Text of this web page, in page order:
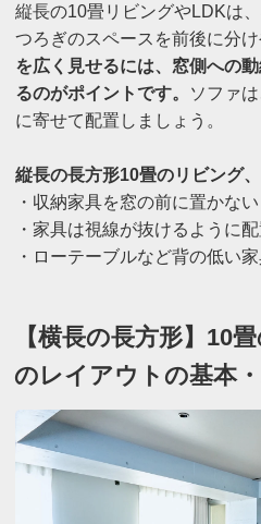
縦長の10畳リビングやLDKは
つろぎのスペースを前後に分け
を広く見せるには、窓側への
るのがポイントです。
ソファ
に寄せて配置しましょう。
縦長の長方形10畳のリビング
・収納家具を窓の前に置かない
・家具は視線が抜けるように
・ローテーブルなど背の低い
【横長の長方形】10
のレイアウトの基本